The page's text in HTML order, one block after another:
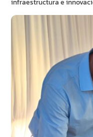
infraestructura e